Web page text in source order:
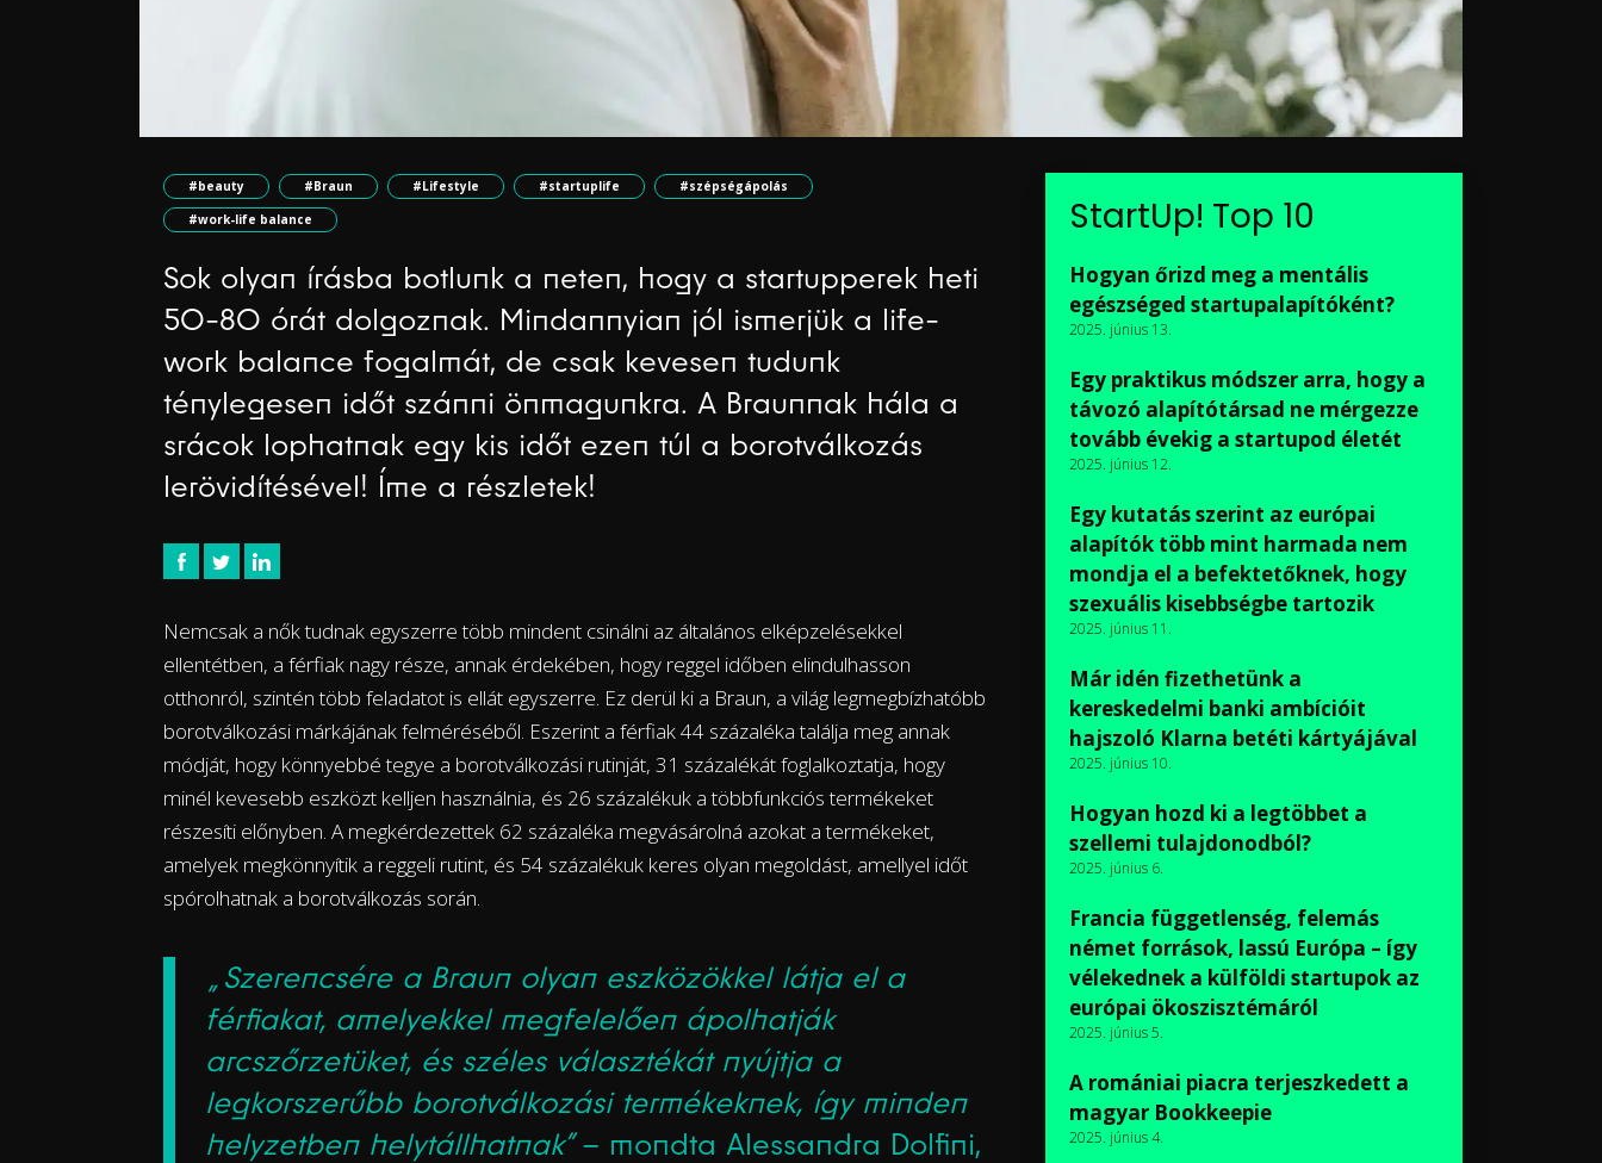
#beauty #Braun #Lifestyle #startuplife
#szépségápolás
#work-life balance
Sok olyan írásba botlunk a neten, hogy a startupperek heti
50-80 órát dolgoznak. Mindannyian jól ismerjük a life-
work balance fogalmát, de csak kevesen tudunk
ténylegesen időt szánni önmagunkra. A Braunnak hála a
srácok lophatnak egy kis időt ezen túl a borotválkozás
lerövidítésével! Íme a részletek!
Nemcsak a nők tudnak egyszerre több mindent csinálni az általános elképzelésekkel
ellentétben, a férfiak nagy része, annak érdekében, hogy reggel időben elindulhasson
otthonról, szintén több feladatot is ellát egyszerre. Ez derül ki a Braun, a világ legmegbízhatóbb
borotválkozási márkájának felméréséből. Eszerint a férfiak 44 százaléka találja meg annak
módját, hogy könnyebbé tegye a borotválkozási rutinját, 31 százalékát foglalkoztatja, hogy
minél kevesebb eszközt kelljen használnia, és 26 százalékuk a többfunkciós termékeket
részesíti előnyben. A megkérdezettek 62 százaléka megvásárolná azokat a termékeket,
amelyek megkönnyítik a reggeli rutint, és 54 százalékuk keres olyan megoldást, amellyel időt
spórolhatnak a borotválkozás során.
„Szerencsére a Braun olyan eszközökkel látja el a
férfiakat, amelyekkel megfelelően ápolhatják
arcszőrzetüket, és széles választékát nyújtja a
legkorszerűbb borotválkozási termékeknek, így minden
helyzetben helytállhatnak”– mondta Alessandra Dolfini,
StartUp! Top 10
Hogyan őrizd meg a mentális
egészséged startupalapítóként?
2025. június 13.
Egy praktikus módszer arra, hogy a
távozó alapítótársad ne mérgezze
tovább évekig a startupod életét
2025. június 12.
Egy kutatás szerint az európai
alapítók több mint harmada nem
mondja el a befektetőknek, hogy
szexuális kisebbségbe tartozik
2025. június 11.
Már idén fizethetünk a
kereskedelmi banki ambícióit
hajszoló Klarna betéti kártyájával
2025. június 10.
Hogyan hozd ki a legtöbbet a
szellemi tulajdonodból?
2025. június 6.
Francia függetlenség, felemás
német források, lassú Európa – így
vélekednek a külföldi startupok az
európai ökoszisztémáról
2025. június 5.
A romániai piacra terjeszkedett a
magyar Bookkeepie
2025. június 4.